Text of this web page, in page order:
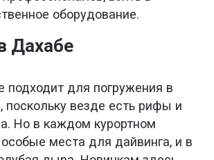
оборудование.
Дахабе
подходит для погружения в
везде есть рифы и
Но в каждом курортном
особые места для дайвинга, и в